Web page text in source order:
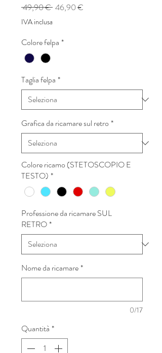
49,90 € Prezzo
46,90 €
IVA inclusa
Colore felpa *
Taglia felpa *
Grafica da ricamare sul retro *
Colore ricamo (STETOSCOPIO E
TESTO) *
Professione da ricamare SUL
RETRO*
Nome da ricamare*
0/17
Quantità *